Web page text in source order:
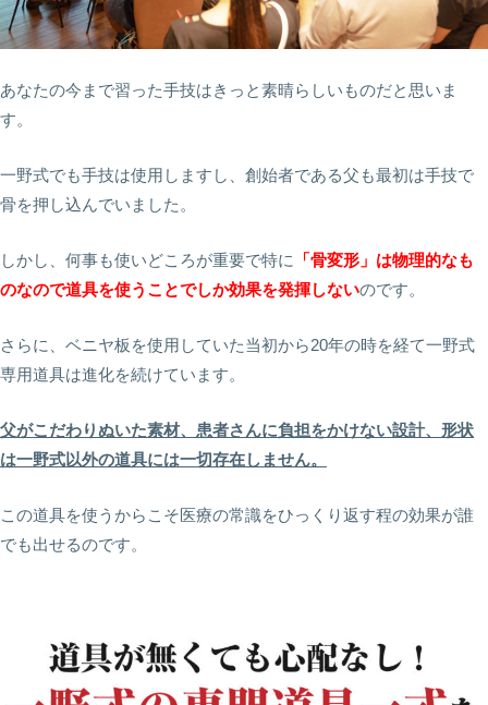
あなたの今まで習った手技はきっと素晴らしいものだと思いま
す。
一野式でも手技は使用しますし、創始者である父も最初は手技で
骨を押し込んでいました。
しかし、何事も使いどころが重要で特に 「骨変形」は物理的なも
のなので道具を使うことでしか効果を発揮しないのです。
さらに、ベニヤ板を使用していた当初から20年の時を経て一野式
専用道具は進化を続けています。
父がこだわりぬいた素材、患者さんに負担をかけない設計、形状
は一野式以外の道具には一切存在しません。
この道具を使うからこそ医療の常識をひっくり返す程の効果が誰
でも出せるのです。